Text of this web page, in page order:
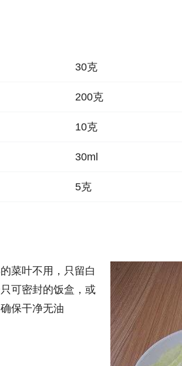
30克
200克
10克
30ml
5克
菜叶不用，只留白
可密封的饭盒，或
保干净无油